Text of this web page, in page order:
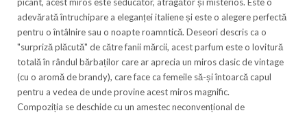
picant, acest miros este seducător, atrăgător și misterios. Este o
adevărată întruchipare a eleganței italiene și este o alegere perfectă
pentru o întâlnire sau o noapte roamntică. Deseori descris ca o
"surpriză plăcută" de către fanii mărcii, acest parfum este o lovitură
totală în rândul bărbaților care ar aprecia un miros clasic de vintage
(cu o aromă de brandy), care face ca femeile să-și întoarcă capul
pentru a vedea de unde provine acest miros magnific.
Compoziția se deschide cu un amestec neconvențional de